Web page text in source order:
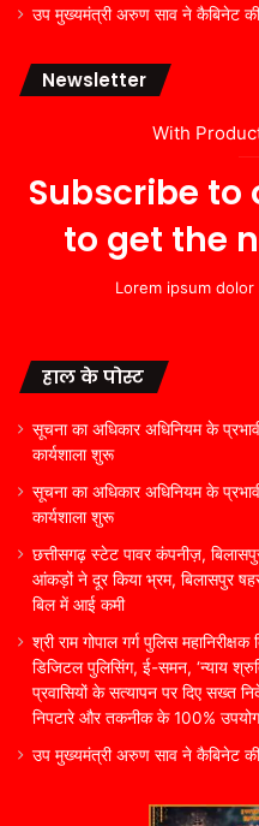
उप मुख्यमंत्री अरुण साव ने कैबिनेट की
Newsletter
With
Subscribe
to get the
Lorem ipsum
हाल के पोस्ट
सूचना का अधिकार अधिनियम के
कार्यशाला शुरू
सूचना का अधिकार अधिनियम के
कार्यशाला शुरू
छत्तीसगढ़ स्टेट पावर कंपनीज़,
आंकड़ों ने दूर किया भ्रम, बिलासपुर
बिल में आई कमी
श्री राम गोपाल गर्ग पुलिस
डिजिटल पुलिसिंग, ई-समन, ‘न्याय
प्रवासियों के सत्यापन पर दिए सख्त
निपटारे और तकनीक के 100%
उप मुख्यमंत्री अरुण साव ने कैबिनेट की